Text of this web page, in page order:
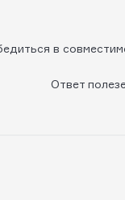
в
Ответ